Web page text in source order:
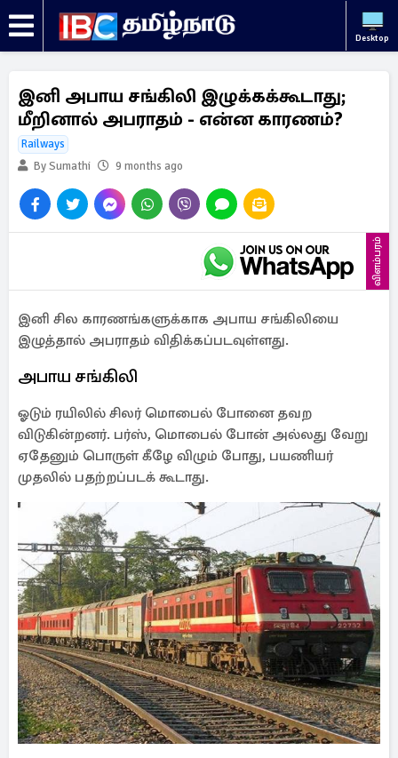
Desktop
இனி அபாய சங்கிலி இழுக்கக்கூடாது;
மீறினால் அபராதம் - என்ன காரணம்?
Railways
By Sumathi
9 months ago
விளம்பரம்
இனி சில காரணங்களுக்காக அபாய சங்கிலியை
இழுத்தால் அபராதம் விதிக்கப்படவுள்ளது.
அபாய சங்கிலி
ஓடும் ரயிலில் சிலர் மொபைல் போனை தவற
விடுகின்றனர். பர்ஸ், மொபைல் போன் அல்லது வேறு
ஏதேனும் பொருள் கீழே விழும் போது, பயணியர்
முதலில் பதற்றப்படக் கூடாது.